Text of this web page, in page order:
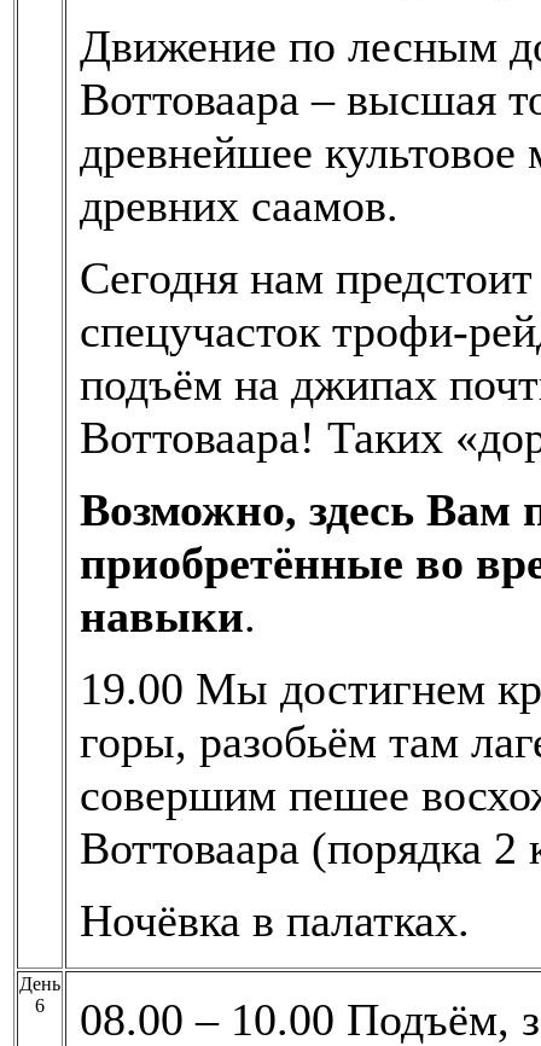
Движение по лесным
Воттоваара – высшая
древнейшее
древних саамов.
Сегодня нам
спецучасток трофи-
подъём на джипах
Воттоваара! Таких
Возможно, здесь Вам
приобретённые во
навыки.
19.00 Мы достигнем
горы, разобьём там
совершим пешее
Воттоваара (порядка 2
Ночёвка в палатках.
День
6
08.00 – 10.00 Подъём,